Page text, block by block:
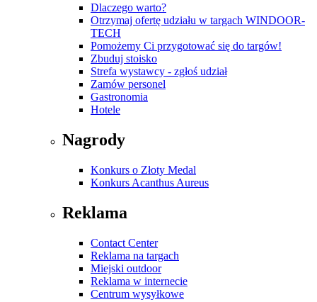
Dlaczego warto?
Otrzymaj ofertę udziału w targach WINDOOR-
TECH
Pomożemy Ci przygotować się do targów!
Zbuduj stoisko
Strefa wystawcy - zgłoś udział
Zamów personel
Gastronomia
Hotele
Nagrody
Konkurs o Złoty Medal
Konkurs Acanthus Aureus
Reklama
Contact Center
Reklama na targach
Miejski outdoor
Reklama w internecie
Centrum wysyłkowe